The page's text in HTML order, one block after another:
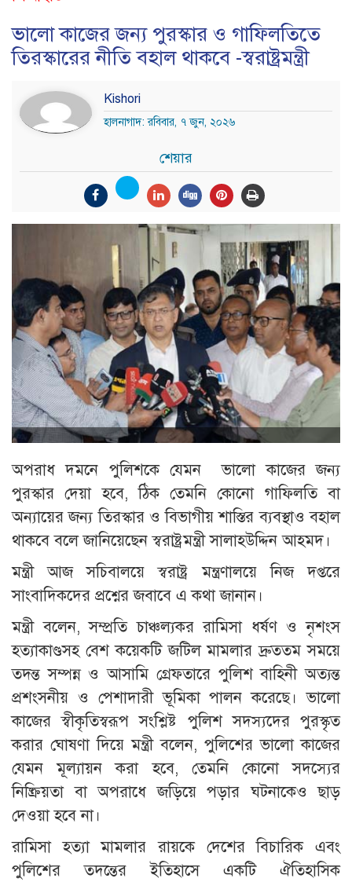
ভালো কাজের জন্য পুরস্কার ও গাফিলতিতে
তিরস্কারের নীতি বহাল থাকবে -স্বরাষ্ট্রমন্ত্রী
Kishori
হালনাগাদ: রবিবার, ৭ জুন, ২০২৬
শেয়ার
অপরাধ দমনে পুলিশকে যেমন ভালো কাজের জন্য
পুরস্কার দেয়া হবে, ঠিক তেমনি কোনো গাফিলতি বা
অন্যায়ের জন্য তিরস্কার ও বিভাগীয় শাস্তির ব্যবস্থাও বহাল
থাকবে বলে জানিয়েছেন স্বরাষ্ট্রমন্ত্রী সালাহউদ্দিন আহমদ।
মন্ত্রী আজ সচিবালয়ে স্বরাষ্ট্র মন্ত্রণালয়ে নিজ দপ্তরে
সাংবাদিকদের প্রশ্নের জবাবে এ কথা জানান।
মন্ত্রী বলেন, সম্প্রতি চাঞ্চল্যকর রামিসা ধর্ষণ ও নৃশংস
হত্যাকাণ্ডসহ বেশ কয়েকটি জটিল মামলার দ্রুততম সময়ে
তদন্ত সম্পন্ন ও আসামি গ্রেফতারে পুলিশ বাহিনী অত্যন্ত
প্রশংসনীয় ও পেশাদারী ভূমিকা পালন করেছে। ভালো
কাজের স্বীকৃতিস্বরূপ সংশ্লিষ্ট পুলিশ সদস্যদের পুরস্কৃত
করার ঘোষণা দিয়ে মন্ত্রী বলেন, পুলিশের ভালো কাজের
যেমন মূল্যায়ন করা হবে, তেমনি কোনো সদস্যের
নিষ্ক্রিয়তা বা অপরাধে জড়িয়ে পড়ার ঘটনাকেও ছাড়
দেওয়া হবে না।
রামিসা হত্যা মামলার রায়কে দেশের বিচারিক এবং
পুলিশের তদন্তের ইতিহাসে একটি ঐতিহাসিক